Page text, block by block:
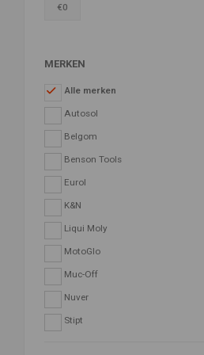
€0
MERKEN
Alle merken
Autosol
Belgom
Benson Tools
Eurol
K&N
Liqui Moly
MotoGlo
Muc-Off
Nuver
Stipt